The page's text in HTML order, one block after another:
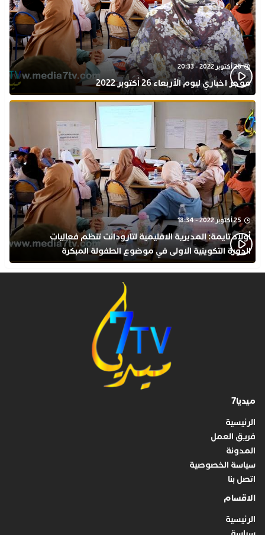
26 أكتوبر 2022 - 20:33
موجز اخباري ليوم الأربعاء 26 أكتوبر 2022
25 أكتوبر 2022 - 18:34
أولاد تايمة: المديرية الاقليمية لتارودانت تنظم فعاليات
الدورة التكوينية الاولى في موضوع الطفولة المبكرة
بمركز التكوين ثانوية الحسن الثاني التأهيلية
ميديا7
الرئيسية
فريق العمل
المدونة
سياسة الخصوصية
اتصل بنا
الاقسام
الرئيسية